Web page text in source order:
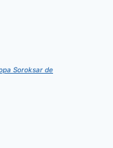
Soroksar de